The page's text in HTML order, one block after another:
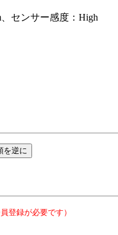
センサー感度：High
登録が必要です）